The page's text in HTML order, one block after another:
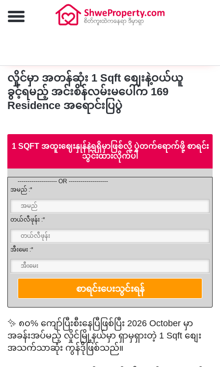
လှိုင်မှာ အတန်ဆုံး 1 Sqft စျေးနဲ့ဝယ်ယူ
ခွင့်ရမည့် အင်းစိန်လမ်းမပေါ်က 169
Residence အရောင်းပြပွဲ
1 SQFT အထူးဈေးနှုန်နဲ့ရရှိမှာဖြစ်လို့ ပွဲတက်ရောက်ဖို့ စာရင်း
သွင်းထားလိုက်ပါ
-------------------- OR --------------------
အမည် :*
တယ်လီဖုန်း :*
အီးမေး :*
✨ ၈၀% ကျော်ပြီးစီးနေပြီဖြစ်ပြီး 2026 October မှာ
အခန်းအပ်မည့် လှိုင်မြို့နယ်မှာ ရှာမှရှားတဲ့ 1 Sqft စျေး
အသက်သာဆုံး ကွန်ဒိုဖြစ်သည်။